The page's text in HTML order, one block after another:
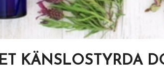
KÄNSLOSTYRDA